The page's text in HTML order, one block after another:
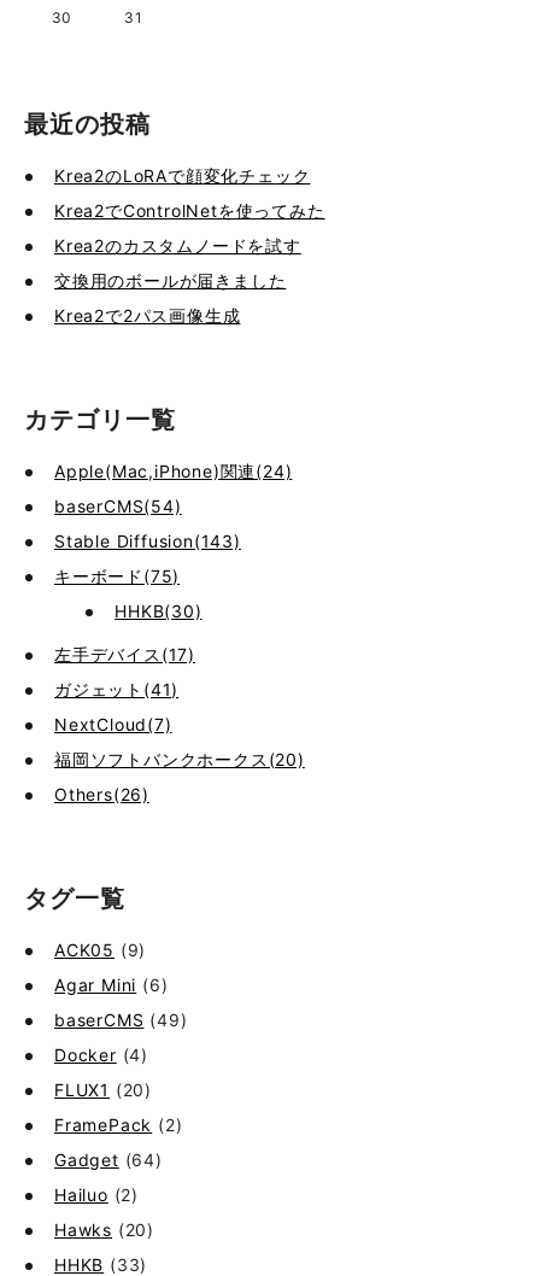
30
31
最近の投稿
Krea2のLoRAで顔変化チェック
Krea2でControlNetを使ってみた
Krea2のカスタムノードを試す
交換用のボールが届きました
Krea2で2パス画像生成
カテゴリ一覧
Apple(Mac,iPhone)関連(24)
baserCMS(54)
Stable Diffusion(143)
キーボード(75)
HHKB(30)
左手デバイス(17)
ガジェット(41)
NextCloud(7)
福岡ソフトバンクホークス(20)
Others(26)
タグ一覧
ACK05 (9)
Agar Mini (6)
baserCMS (49)
Docker (4)
FLUX1 (20)
FramePack (2)
Gadget (64)
Hailuo (2)
Hawks (20)
HHKB (33)